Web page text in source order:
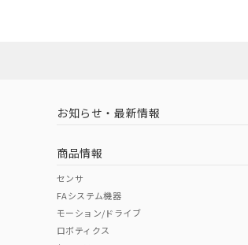
中国 RoHS 注意事項・凡例
中国 RoHS表
Pb Hg
（イギリス
（ノルウェー
お知らせ・最新情報
商品情報
センサ
FAシステム機器
モーション/ドライブ
ロボティクス